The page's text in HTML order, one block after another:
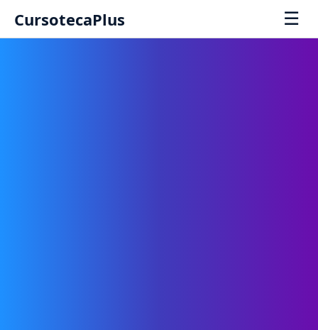
CursotecaPlus ☰